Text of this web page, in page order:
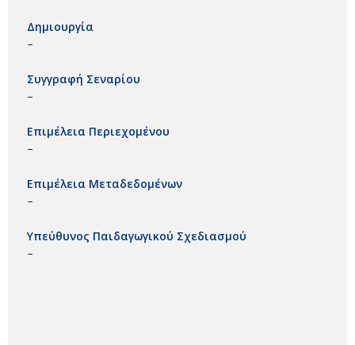
Δημιουργία
–
Συγγραφή Σεναρίου
–
Επιμέλεια Περιεχομένου
–
Επιμέλεια Μεταδεδομένων
–
Υπεύθυνος Παιδαγωγικού Σχεδιασμού
–